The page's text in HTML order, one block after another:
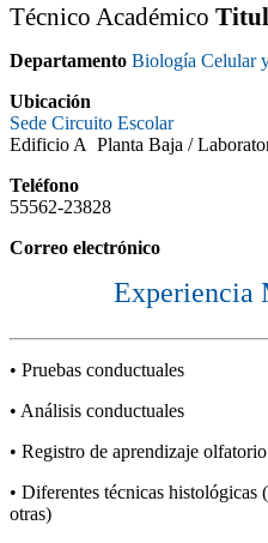
Técnico Académico
Departamento Biología Celular
Ubicación
Sede Circuito Escolar
Edificio A Planta Baja /
Teléfono
55562-23828
Correo electrónico
Experiencia
• Pruebas conductuales
• Análisis conductuales
• Registro de aprendizaje
• Diferentes técnicas
otras)